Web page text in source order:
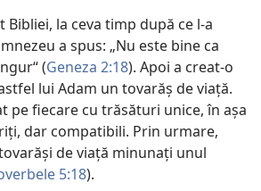
Bibliei, la ceva timp după ce l-a
a spus: „Nu este bine ca
(Geneza 2:18). Apoi a creat-o
lui Adam un tovarăş de viaţă.
pe fiecare cu trăsături unice, în aşa
dar compatibili. Prin urmare,
de viaţă minunaţi unul
5:18).